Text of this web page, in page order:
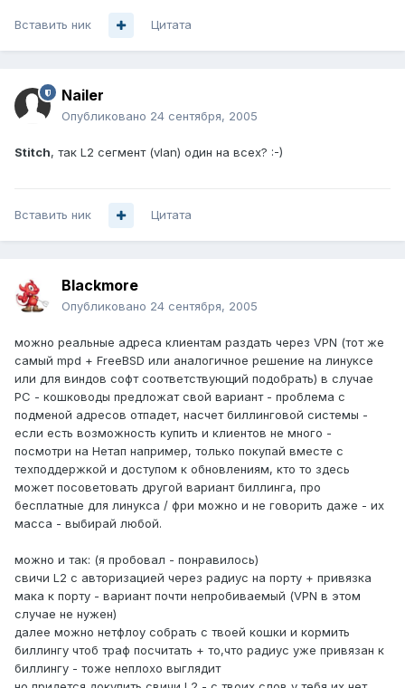
Вставить ник Цитата
Nailer
Опубликовано 24 сентября, 2005
Stitch, так L2 сегмент (vlan) один на всех? :-)
Вставить ник Цитата
Blackmore
Опубликовано 24 сентября, 2005
можно реальные адреса клиентам раздать через VPN (тот же
самый mpd + FreeBSD или аналогичное решение на линуксе
или для виндов софт соответствующий подобрать) в случае
PC - кошководы предложат свой вариант - проблема с
подменой адресов отпадет, насчет биллинговой системы -
если есть возможность купить и клиентов не много -
посмотри на Нетап например, только покупай вместе с
техподдержкой и доступом к обновлениям, кто то здесь
может посоветовать другой вариант биллинга, про
бесплатные для линукса / фри можно и не говорить даже - их
масса - выбирай любой.
можно и так: (я пробовал - понравилось)
свичи L2 с авторизацией через радиус на порту + привязка
мака к порту - вариант почти непробиваемый (VPN в этом
случае не нужен)
далее можно нетфлоу собрать с твоей кошки и кормить
биллингу чтоб траф посчитать + то,что радиус уже привязан к
биллингу - тоже неплохо выглядит